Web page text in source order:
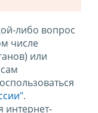
либо вопрос
числе
или
.
интернет-